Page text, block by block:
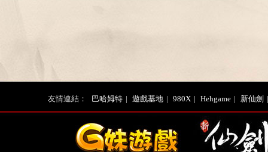
友情連結： 巴哈姆特 | 遊戲基地 | 980X | Hehgame | 新仙劍